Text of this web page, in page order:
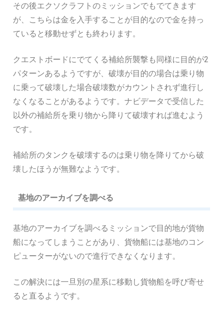
その後エクソクラフトのミッションでもでてきます
が、こちらは金を入手することが目的なので金を持っ
ていると移動せずとも終わります。
クエストボードにでてくる補給所襲撃も同様に目的が2
パターンあるようですが、破壊が目的の場合は乗り物
に乗って破壊した場合破壊数がカウントされず進行し
なくなることがあるようです。ナビデータで受信した
以外の補給所を乗り物から降りて破壊すれば進むよう
です。
補給所のタンクを破壊するのは乗り物を降りてから破
壊したほうが無難なようです。
基地のアーカイブを調べる
基地のアーカイブを調べるミッションで目的地が貨物
船になってしまうことがあり、貨物船には基地のコン
ピューターがないので進行できなくなります。
この解決には一旦別の星系に移動し貨物船を呼び寄せ
ると直るようです。